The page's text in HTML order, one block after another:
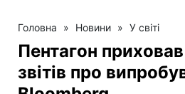
Головна » Новини » У світі
Пентагон
звітів про